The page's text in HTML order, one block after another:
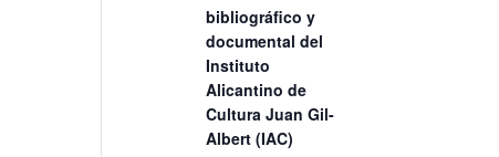
bibliográfico y
documental del
Instituto
Alicantino de
Cultura Juan Gil-
Albert (IAC)